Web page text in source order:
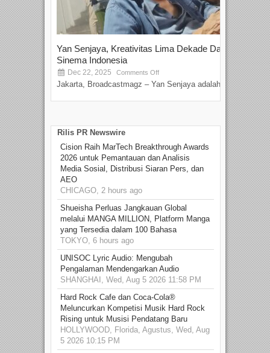
Yan Senjaya, Kreativitas Lima Dekade Dalam
Sinema Indonesia
Dec 22, 2025 Comments Off
Jakarta, Broadcastmagz – Yan Senjaya adalah...
Rilis PR Newswire
Cision Raih MarTech Breakthrough Awards
2026 untuk Pemantauan dan Analisis
Media Sosial, Distribusi Siaran Pers, dan
AEO
CHICAGO, 2 hours ago
Shueisha Perluas Jangkauan Global
melalui MANGA MILLION, Platform Manga
yang Tersedia dalam 100 Bahasa
TOKYO, 6 hours ago
UNISOC Lyric Audio: Mengubah
Pengalaman Mendengarkan Audio
SHANGHAI, Wed, Aug 5 2026 11:58 PM
Hard Rock Cafe dan Coca-Cola®
Meluncurkan Kompetisi Musik Hard Rock
Rising untuk Musisi Pendatang Baru
HOLLYWOOD, Florida, Agustus, Wed, Aug
5 2026 10:15 PM